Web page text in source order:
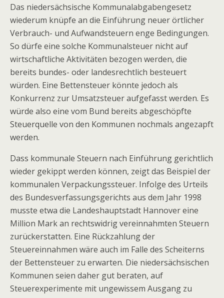
Das niedersächsische Kommunalabgabengesetz
wiederum knüpfe an die Einführung neuer örtlicher
Verbrauch- und Aufwandsteuern enge Bedingungen.
So dürfe eine solche Kommunalsteuer nicht auf
wirtschaftliche Aktivitäten bezogen werden, die
bereits bundes- oder landesrechtlich besteuert
würden. Eine Bettensteuer könnte jedoch als
Konkurrenz zur Umsatzsteuer aufgefasst werden. Es
würde also eine vom Bund bereits abgeschöpfte
Steuerquelle von den Kommunen nochmals angezapft
werden.
Dass kommunale Steuern nach Einführung gerichtlich
wieder gekippt werden können, zeigt das Beispiel der
kommunalen Verpackungssteuer. Infolge des Urteils
des Bundesverfassungsgerichts aus dem Jahr 1998
musste etwa die Landeshauptstadt Hannover eine
Million Mark an rechtswidrig vereinnahmten Steuern
zurückerstatten. Eine Rückzahlung der
Steuereinnahmen wäre auch im Falle des Scheiterns
der Bettensteuer zu erwarten. Die niedersächsischen
Kommunen seien daher gut beraten, auf
Steuerexperimente mit ungewissem Ausgang zu